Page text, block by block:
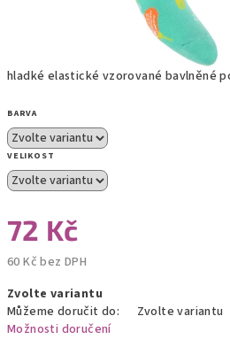
hladké elastické vzorované bavlněné
BARVA
VELIKOST
72 Kč
60 Kč bez DPH
cena:
Zvolte variantu
Můžeme doručit do:
Zvolte variantu
Možnosti doručení